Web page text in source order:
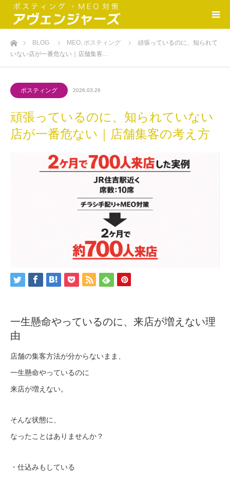
ホームBLOG MEO, ポスティング
頑張っているのに、知られて
いない店が一番危ない｜店舗集客…
ポスティング 2026.03.26
頑張っているのに、知られていない
店が一番危ない｜店舗集客の考え方
一生懸命やっているのに、来店が増えない理
由
店舗の集客方法が分からないまま、
一生懸命やっているのに
来店が増えない。
そんな状態に、
なったことはありませんか？
・仕込みもしている